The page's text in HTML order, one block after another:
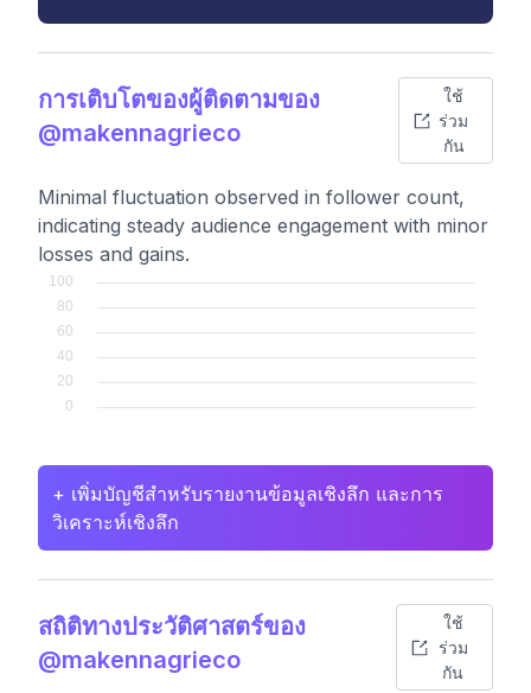
การเติบโตของผู้ติดตามของ
@makennagrieco
ใช้
ร่วม
กัน
Minimal fluctuation observed in follower count,
indicating steady audience engagement with minor
losses and gains.
+ เพิ่มบัญชีสำหรับรายงานข้อมูลเชิงลึก และการ
วิเคราะห์เชิงลึก
สถิติทางประวัติศาสตร์ของ
@makennagrieco
ใช้
ร่วม
กัน